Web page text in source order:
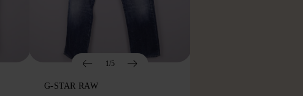
1/5
G-STAR RAW